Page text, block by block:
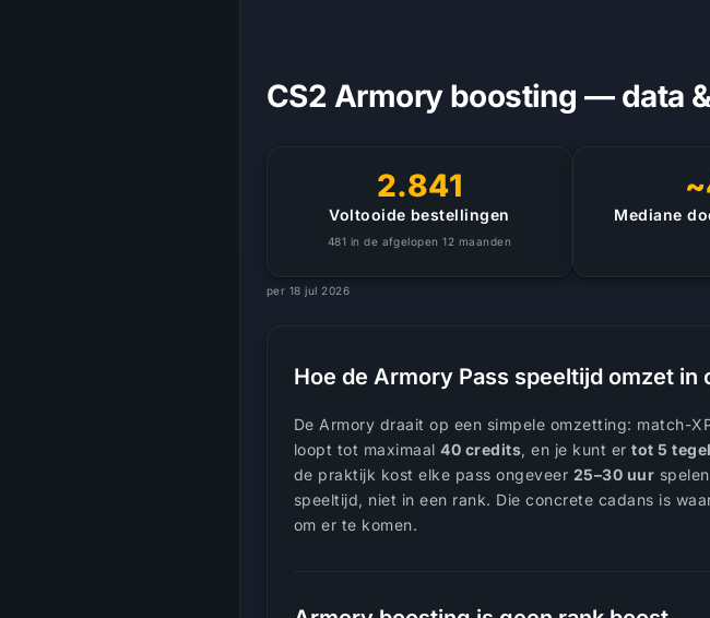
CS2 Armory boosting — data
2.841
Voltooide bestellingen
481 in de afgelopen 12 maanden
Mediane
per 18 jul 2026
Hoe de Armory Pass speeltijd omzet in
De Armory draait op een simpele omzetting: match-
loopt tot maximaal40 credits, en je kunt ertot 5
de praktijk kost elke pass ongeveer 25–30 uur
speeltijd, niet in een rank. Die concrete cadans is
om er te komen.